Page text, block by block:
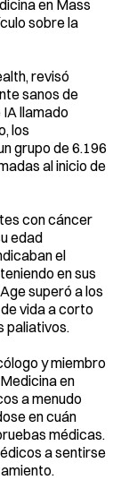
en Mass
sobre la
revisó
sanos de
llamado
los
grupo de 6.196
al inicio de
con cáncer
edad
el
en sus
superó a los
vida a corto
paliativos.
y miembro
en
a menudo
en cuán
médicas.
a sentirse